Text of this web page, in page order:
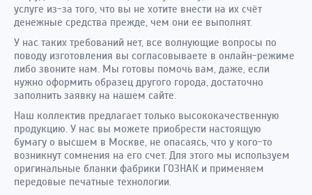
услуге из-за того, что вы не хотите внести на их счёт
денежные средства прежде, чем они ее выполнят.
У нас таких требований нет, все волнующие вопросы по
поводу изготовления вы согласовываете в онлайн-режиме
либо звоните нам. Мы готовы помочь вам, даже, если
нужно оформить образец другого города, достаточно
заполнить заявку на нашем сайте.
Наш коллектив предлагает только высококачественную
продукцию. У нас вы можете приобрести настоящую
бумагу о высшем в Москве, не опасаясь, что у кого-то
возникнут сомнения на его счет. Для этого мы используем
оригинальные бланки фабрики ГОЗНАК и применяем
передовые печатные технологии.